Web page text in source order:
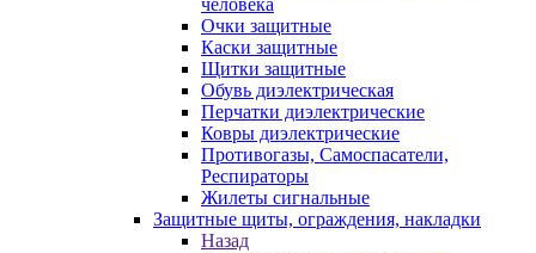
человека
Очки защитные
Каски защитные
Щитки защитные
Обувь диэлектрическая
Перчатки диэлектрические
Ковры диэлектрические
Противогазы, Самоспасатели,
Респираторы
Жилеты сигнальные
Защитные щиты, ограждения, накладки
Назад